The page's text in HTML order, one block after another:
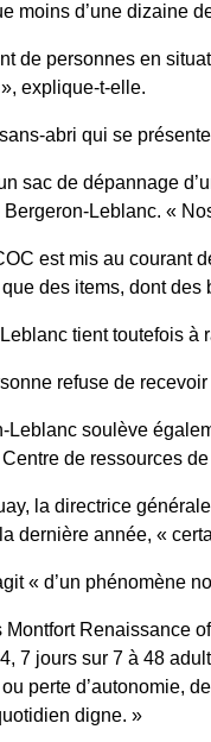
moins d’une dizaine
de personnes en
explique-t-elle.
abri qui se
sac de dépannage
Leblanc. «
est mis au courant
des items, dont des
tient toutefois à
refuse de
Leblanc soulève
de ressources
la directrice
dernière année, «
« d’un phénomène
Montfort Renaissance
7 jours sur 7 à 48
perte d’autonomie,
digne. »